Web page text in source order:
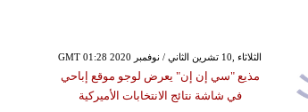
GMT 01:28 2020 الثلاثاء ,10 تشرين الثاني / نوفمبر
مذيع "سي إن إن" يعرض لوجو موقع إباحي
في شاشة نتائج الانتخابات الأميركية